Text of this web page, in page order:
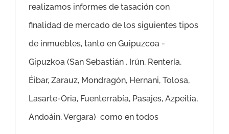
realizamos informes de tasación con
finalidad de mercado de los siguientes tipos
de inmuebles, tanto en Guipuzcoa -
Gipuzkoa (San Sebastián , Irún, Rentería,
Éibar, Zarauz, Mondragón, Hernani, Tolosa,
Lasarte-Oria, Fuenterrabía, Pasajes, Azpeitia,
Andoáin, Vergara) como en todos